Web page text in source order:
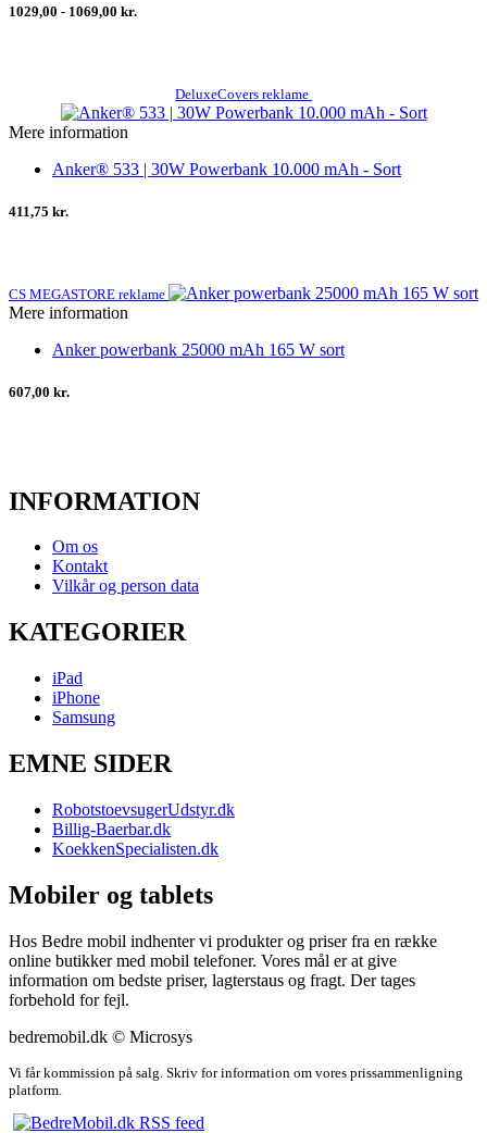
1029,00 - 1069,00 kr.
DeluxeCovers reklame
Mere information
Anker® 533 | 30W Powerbank 10.000 mAh - Sort
411,75 kr.
CS MEGASTORE reklame
Mere information
Anker powerbank 25000 mAh 165 W sort
607,00 kr.
INFORMATION
Om os
Kontakt
Vilkår og person data
KATEGORIER
iPad
iPhone
Samsung
EMNE SIDER
RobotstoevsugerUdstyr.dk
Billig-Baerbar.dk
KoekkenSpecialisten.dk
Mobiler og tablets
Hos Bedre mobil indhenter vi produkter og priser fra en række
online butikker med mobil telefoner. Vores mål er at give
information om bedste priser, lagterstaus og fragt. Der tages
forbehold for fejl.
bedremobil.dk © Microsys
Vi får kommission på salg. Skriv for information om vores prissammenligning
platform.